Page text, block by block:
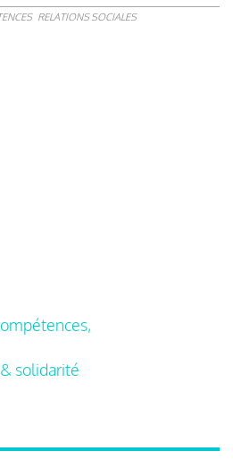
RELATIONS SOCIALES
solidarité